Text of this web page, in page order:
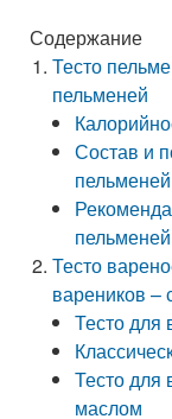
Содержание
Тесто
пельменей
Состав и
пельменей
Тесто
вареников
Тесто для
Тесто для
маслом